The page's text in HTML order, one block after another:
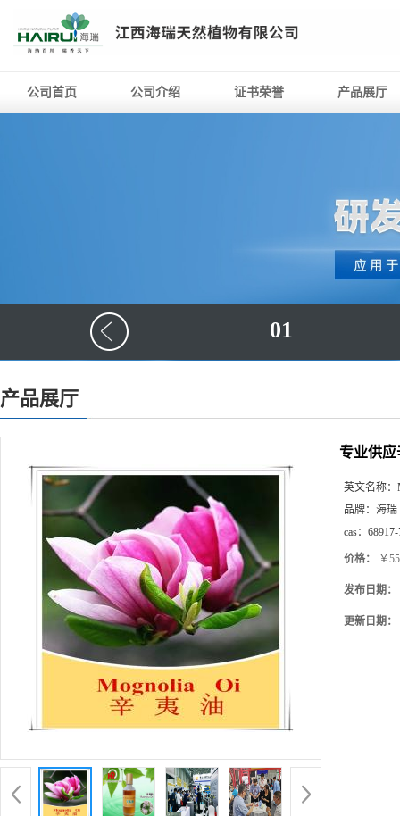
公司首页 公司介绍 证书荣誉 产品展厅
01
产品展厅
专业供应
英文名称：
品牌： 海瑞
cas：
价格： ￥
发布日期：
更新日期：